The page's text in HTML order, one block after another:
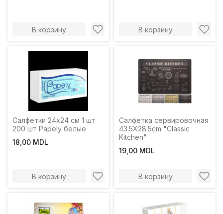
В корзину В корзину
Салфетки 24х24 см 1 шт
200 шт Papely белые
18,00 MDL
В корзину
Салфетка сервировочная
43.5Х28.5cm "Classic
Kitchen"
19,00 MDL
В корзину